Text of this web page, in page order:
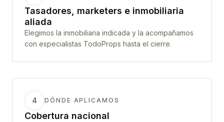
Tasadores, marketers e inmobiliaria
aliada
Elegimos la inmobiliaria indicada y la acompañamos
con especialistas TodoProps hasta el cierre.
4 DÓNDE APLICAMOS
Cobertura nacional